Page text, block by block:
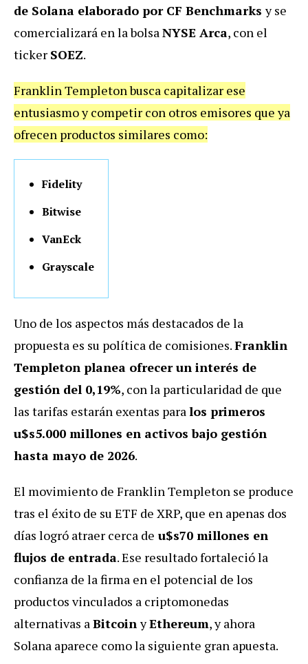
de Solana elaborado por CF Benchmarksy se
comercializará en la bolsaNYSE Arca, con el
ticker SOEZ.
Franklin Templeton busca capitalizar ese
entusiasmo y competir con otros emisores que ya
ofrecen productos similares como:
Fidelity
Bitwise
VanEck
Grayscale
Uno de los aspectos más destacados de la
propuesta es su política de comisiones.Franklin
Templeton planea ofrecer un interés de
gestión del 0,19%, con la particularidad de que
las tarifas estarán exentas paralos primeros
u$s5.000 millones en activos bajo gestión
hasta mayo de 2026.
El movimiento de Franklin Templeton se produce
tras el éxito de su ETF de XRP, que en apenas dos
días logró atraer cerca de u$s70 millones en
flujos de entrada. Ese resultado fortaleció la
confianza de la firma en el potencial de los
productos vinculados a criptomonedas
alternativas aBitcoinyEthereum, y ahora
Solana aparece como la siguiente gran apuesta.